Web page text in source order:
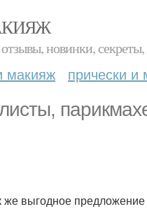
новинки,
макияж прически
же выгодное